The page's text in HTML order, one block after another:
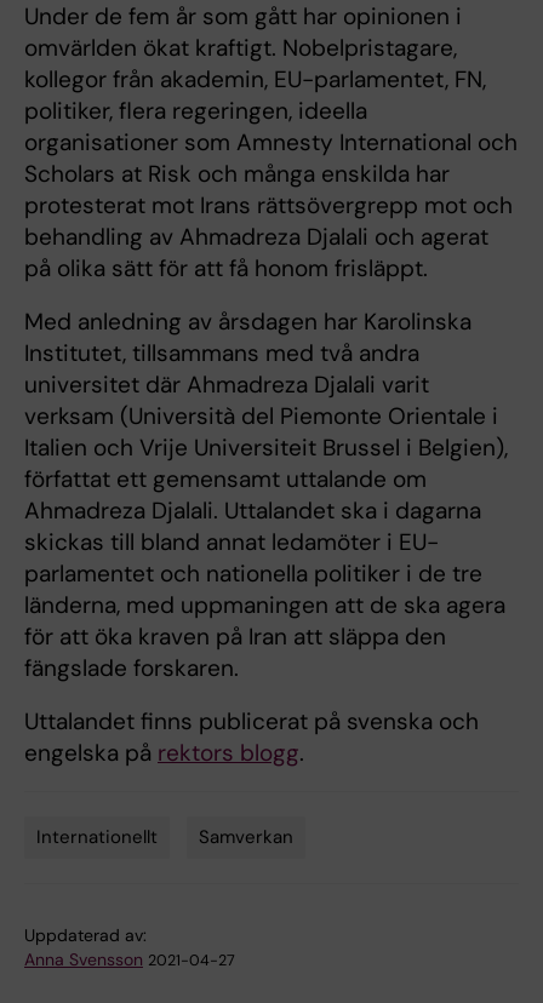
Under de fem år som gått har opinionen i
omvärlden ökat kraftigt. Nobelpristagare,
kollegor från akademin, EU-parlamentet, FN,
politiker, flera regeringen, ideella
organisationer som Amnesty International och
Scholars at Risk och många enskilda har
protesterat mot Irans rättsövergrepp mot och
behandling av Ahmadreza Djalali och agerat
på olika sätt för att få honom frisläppt.
Med anledning av årsdagen har Karolinska
Institutet, tillsammans med två andra
universitet där Ahmadreza Djalali varit
verksam (Università del Piemonte Orientale i
Italien och Vrije Universiteit Brussel i Belgien),
författat ett gemensamt uttalande om
Ahmadreza Djalali. Uttalandet ska i dagarna
skickas till bland annat ledamöter i EU-
parlamentet och nationella politiker i de tre
länderna, med uppmaningen att de ska agera
för att öka kraven på Iran att släppa den
fängslade forskaren.
Uttalandet finns publicerat på svenska och
engelska på rektors blogg.
Internationellt Samverkan
Uppdaterad av:
Anna Svensson 2021-04-27